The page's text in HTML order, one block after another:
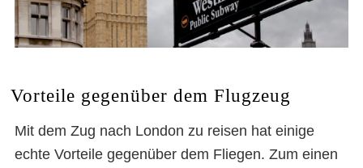
Vorteile gegenüber dem Flugzeug
Mit dem Zug nach London zu reisen hat einige
echte Vorteile gegenüber dem Fliegen. Zum einen